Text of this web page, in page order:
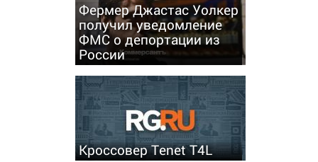
Фермер Джастас Уолкер
получил уведомление
ФМС о депортации из
России
Кроссовер Tenet T4L